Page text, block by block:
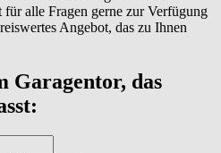
für alle Fragen gerne zur Verfügung
Angebot, das zu Ihnen
Garagentor, das